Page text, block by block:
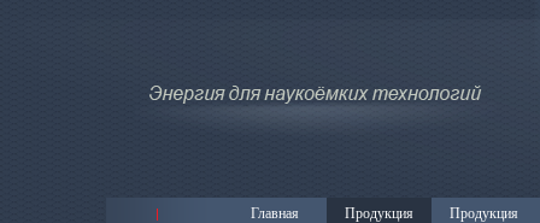
Главная Продукция Продукция